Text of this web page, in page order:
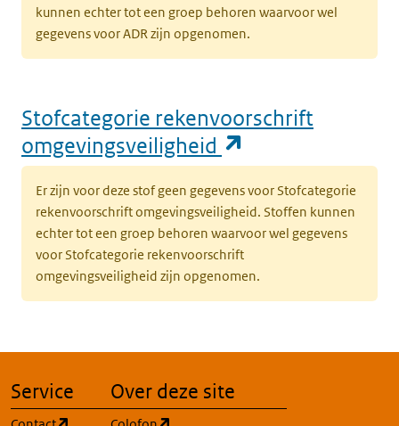
kunnen echter tot een groep behoren waarvoor wel
gegevens voor ADR zijn opgenomen.
Stofcategorie rekenvoorschrift
omgevingsveiligheid
Er zijn voor deze stof geen gegevens voor Stofcategorie
rekenvoorschrift omgevingsveiligheid. Stoffen kunnen
echter tot een groep behoren waarvoor wel gegevens
voor Stofcategorie rekenvoorschrift
omgevingsveiligheid zijn opgenomen.
Service Over deze site